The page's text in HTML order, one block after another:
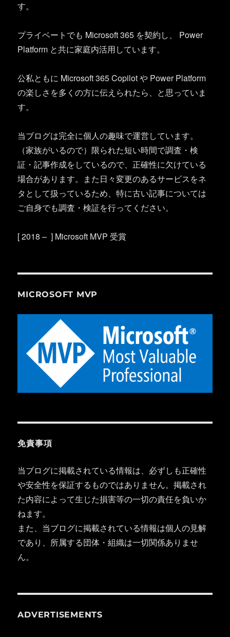
す。
プライベートでも Microsoft 365 を契約し、 Power
Platform と共に家庭内活用しています。
公私ともに Microsoft 365 Copilot や Power Platform
の楽しさを多くの方に伝えられたら、と思っていま
す。
当ブログは完全に個人の趣味で運営しています。
（家族がいるので）限られた短い時間で調査・検
証・記事作成をしているので、正確性に欠けている
場合があります。また日々変更のあるサービスをネ
タとして扱っているため、特に古い記事については
ご自身でも調査・検証を行ってください。
[ 2018 – ] Microsoft MVP 受賞
MICROSOFT MVP
免責事項
当ブログに掲載されている情報は、必ずしも正確性
や安全性を保証するものではありません。掲載され
た内容によって生じた損害等の一切の責任を負いか
ねます。
また、当ブログに掲載されている情報は個人の見解
であり、所属する団体・組織は一切関係ありませ
ん。
ADVERTISEMENTS